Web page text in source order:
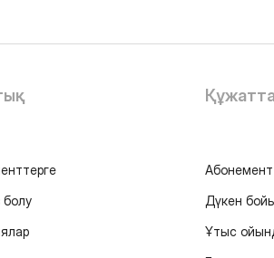
болу
Дүкен
Ұтыс